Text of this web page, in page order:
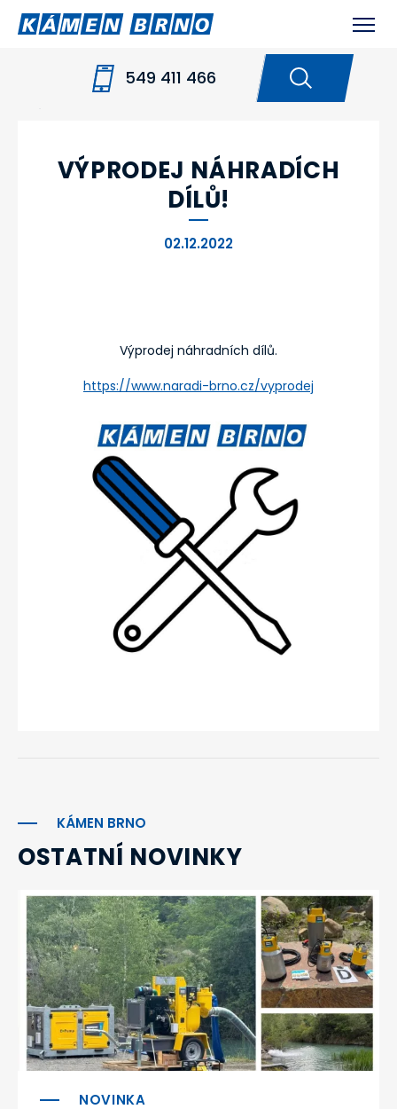
549 411 466
NOVINKY
VÝPRODEJ NÁHRADÍCH
VÝPRODEJ NÁHRADÍCH
DÍLŮ!
02.12.2022
Výprodej náhradních dílů.
https://www.naradi-brno.cz/vyprodej
KÁMEN BRNO
OSTATNÍ NOVINKY